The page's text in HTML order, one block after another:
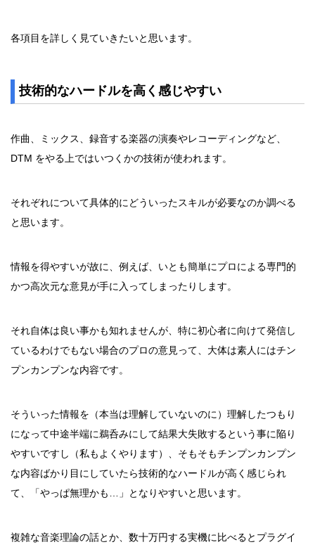
各項目を詳しく見ていきたいと思います。
技術的なハードルを高く感じやすい
作曲、ミックス、録音する楽器の演奏やレコーディングなど、
DTM をやる上ではいつくかの技術が使われます。
それぞれについて具体的にどういったスキルが必要なのか調べる
と思います。
情報を得やすいが故に、例えば、いとも簡単にプロによる専門的
かつ高次元な意見が手に入ってしまったりします。
それ自体は良い事かも知れませんが、特に初心者に向けて発信し
ているわけでもない場合のプロの意見って、大体は素人にはチン
プンカンプンな内容です。
そういった情報を（本当は理解していないのに）理解したつもり
になって中途半端に鵜呑みにして結果大失敗するという事に陥り
やすいですし（私もよくやります）、そもそもチンプンカンプン
な内容ばかり目にしていたら技術的なハードルが高く感じられ
て、「やっぱ無理かも…」となりやすいと思います。
複雑な音楽理論の話とか、数十万円する実機に比べるとプラグイ